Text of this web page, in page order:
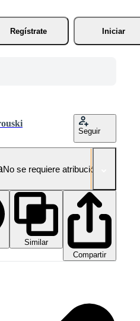
Regístrate
Iniciar
Seguir
No se requiere atribución!
Similar
Compartir